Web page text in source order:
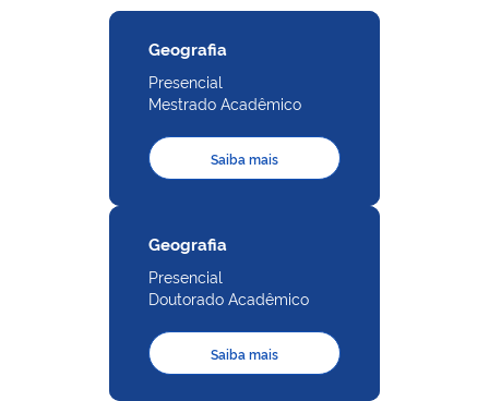
Geografia
Presencial
Mestrado Acadêmico
Saiba mais
Geografia
Presencial
Doutorado Acadêmico
Saiba mais